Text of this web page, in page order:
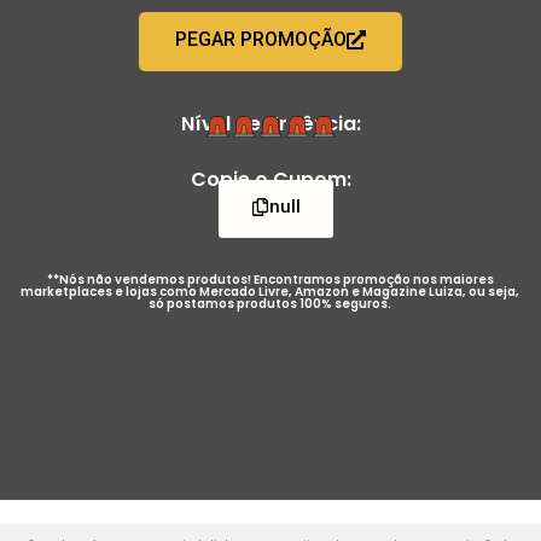
PEGAR PROMOÇÃO
Nível de Urgência:
Copie o Cupom:
null
**Nós não vendemos produtos! Encontramos promoção nos maiores
marketplaces e lojas como Mercado Livre, Amazon e Magazine Luiza, ou seja,
só postamos produtos 100% seguros.